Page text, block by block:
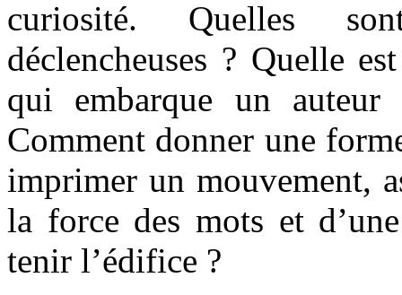
curiosité. Quelles
déclencheuses ? Quelle
qui embarque un auteur
Comment donner une
imprimer un mouvement,
la force des mots et
tenir l’édifice ?